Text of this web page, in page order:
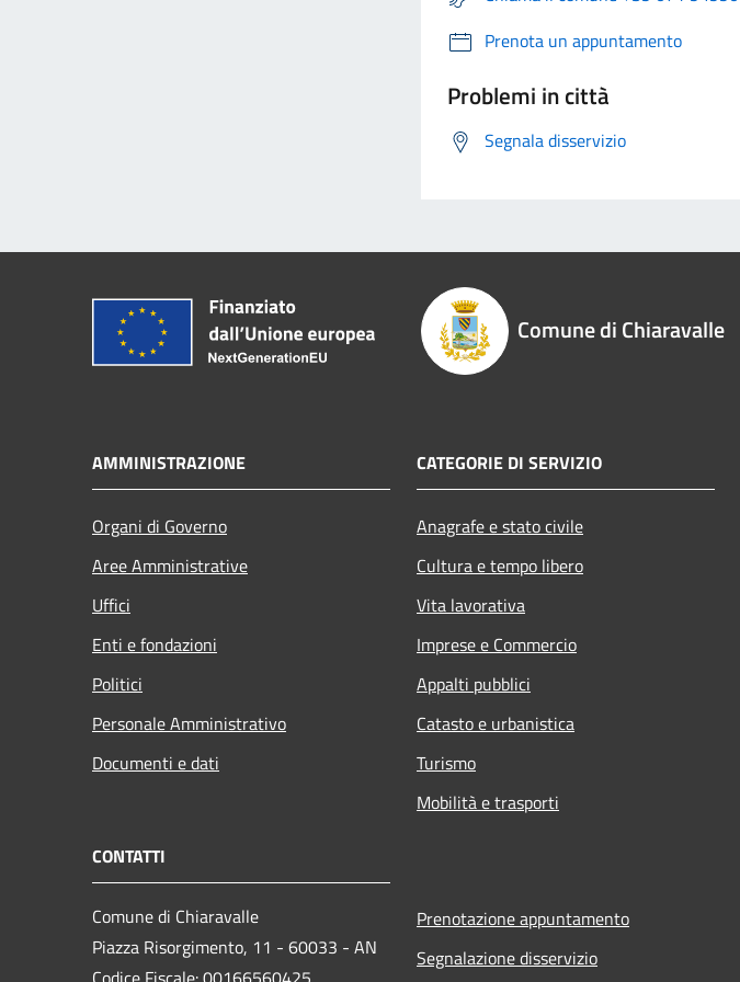
Prenota un appuntamento
Problemi in città
Segnala disservizio
Comune di Chiaravalle
AMMINISTRAZIONE
Organi di Governo
Aree Amministrative
Uffici
Enti e fondazioni
Politici
Personale Amministrativo
Documenti e dati
CATEGORIE DI SERVIZIO
Anagrafe e stato civile
Cultura e tempo libero
Vita lavorativa
Imprese e Commercio
Appalti pubblici
Catasto e urbanistica
Turismo
Mobilità e trasporti
CONTATTI
Comune di Chiaravalle
Piazza Risorgimento, 11 - 60033 - AN
Prenotazione appuntamento
Segnalazione disservizio